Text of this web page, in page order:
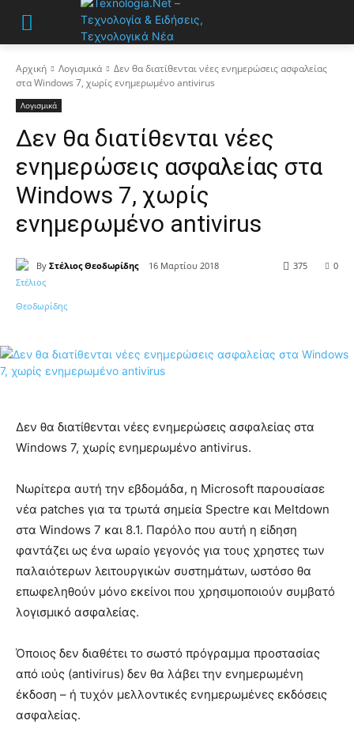
Αρχική Λογισμικά
Δεν θα διατίθενται νέες ενημερώσεις ασφαλείας
στα Windows 7, χωρίς ενημερωμένο antivirus
Λογισμικά
Δεν θα διατίθενται νέες
ενημερώσεις ασφαλείας στα
Windows 7, χωρίς
ενημερωμένο antivirus
By Στέλιος Θεοδωρίδης 16 Μαρτίου 2018 0
375
Δεν θα διατίθενται νέες ενημερώσεις ασφαλείας στα
Windows 7, χωρίς ενημερωμένο antivirus.
Νωρίτερα αυτή την εβδομάδα, η Microsoft παρουσίασε
νέα patches για τα τρωτά σημεία Spectre και Meltdown
στα Windows 7 και 8.1. Παρόλο που αυτή η είδηση
φαντάζει ως ένα ωραίο γεγονός ​​για τους χρηστες των
παλαιότερων λειτουργικών συστημάτων, ωστόσο θα
επωφεληθούν μόνο εκείνοι που χρησιμοποιούν συμβατό
λογισμικό ασφαλείας.
Όποιος δεν διαθέτει το σωστό πρόγραμμα προστασίας
από ιούς (antivirus) δεν θα λάβει την ενημερωμένη
έκδοση – ή τυχόν μελλοντικές ενημερωμένες εκδόσεις
ασφαλείας.